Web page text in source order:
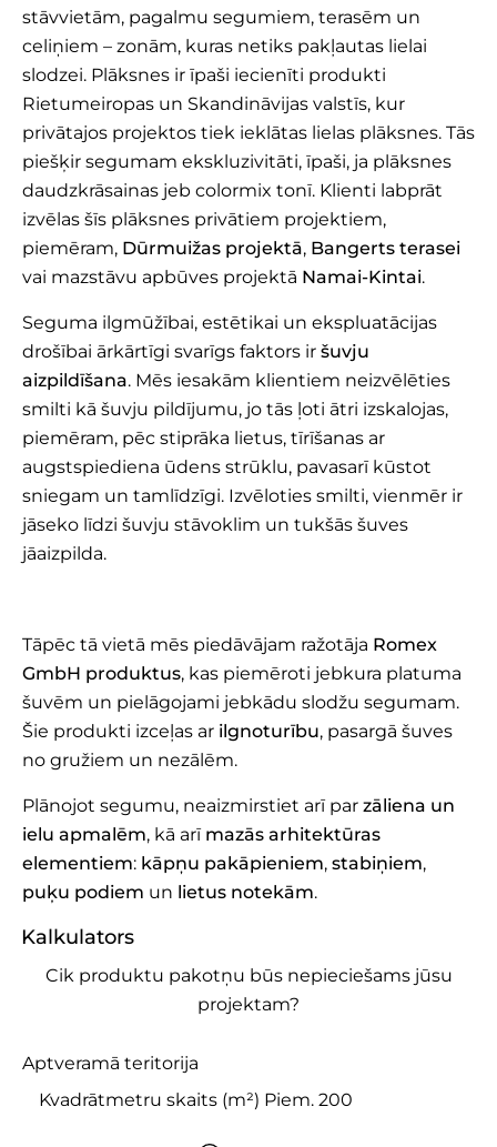
stāvvietām, pagalmu segumiem, terasēm un
celiņiem – zonām, kuras netiks pakļautas lielai
slodzei. Plāksnes ir īpaši iecienīti produkti
Rietumeiropas un Skandināvijas valstīs, kur
privātajos projektos tiek ieklātas lielas plāksnes. Tās
piešķir segumam ekskluzivitāti, īpaši, ja plāksnes
daudzkrāsainas jeb colormix tonī. Klienti labprāt
izvēlas šīs plāksnes privātiem projektiem,
piemēram, Dūrmuižas projektā, Bangerts terasei
vai mazstāvu apbūves projektā Namai-Kintai.
Seguma ilgmūžībai, estētikai un ekspluatācijas
drošībai ārkārtīgi svarīgs faktors ir šuvju
aizpildīšana. Mēs iesakām klientiem neizvēlēties
smilti kā šuvju pildījumu, jo tās ļoti ātri izskalojas,
piemēram, pēc stiprāka lietus, tīrīšanas ar
augstspiediena ūdens strūklu, pavasarī kūstot
sniegam un tamlīdzīgi. Izvēloties smilti, vienmēr ir
jāseko līdzi šuvju stāvoklim un tukšās šuves
jāaizpilda.
Tāpēc tā vietā mēs piedāvājam ražotāja Romex
GmbH produktus, kas piemēroti jebkura platuma
šuvēm un pielāgojami jebkādu slodžu segumam.
Šie produkti izceļas ar ilgnoturību, pasargā šuves
no gružiem un nezālēm.
Plānojot segumu, neaizmirstiet arī par zāliena un
ielu apmalēm, kā arī mazās arhitektūras
elementiem: kāpņu pakāpieniem, stabiņiem,
puķu podiem un lietus notekām.
Kalkulators
Cik produktu pakotņu būs nepieciešams jūsu
projektam?
Aptveramā teritorija